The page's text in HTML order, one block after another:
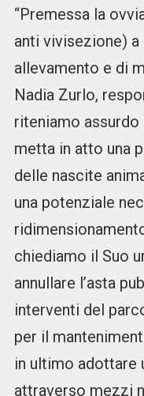
“Premessa la
anti vivisezione)
allevamento e di
Nadia Zurlo,
riteniamo assurdo
metta in atto una
delle nascite
una potenziale
chiediamo il Suo
annullare l’asta
interventi del
per il
in ultimo adottare
attraverso mezzi